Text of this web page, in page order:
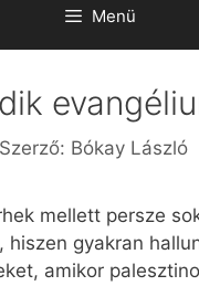
Menü
Szerző: Bókay László
mellett persze
hiszen gyakran
amikor